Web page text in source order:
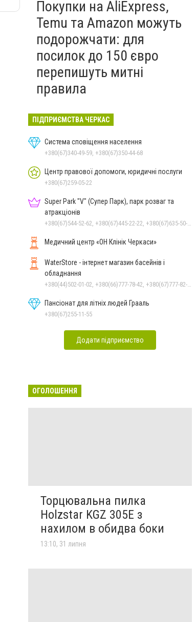
Покупки на AliExpress,
Temu та Amazon можуть
подорожчати: для
посилок до 150 євро
перепишуть митні
правила
ПІДПРИЄМСТВА ЧЕРКАС
Система сповіщення населення
+380(67)340-49-59, +380(67)350-44-68
Центр правової допомоги, юридичні послуги
+380(67)259-05-22
Super Park "V" (Супер Парк), парк розваг та
атракціонів
+380(67)544-52-62, +380(67)445-22-22, +380(67)635-50-50
Медичний центр «ОН Клінік Черкаси»
WaterStore - інтернет магазин басейнів і
обладнання
+380(44)502-01-02, +380(66)777-78-42, +380(67)777-82-19, +380(67)890-80-80, +380(73)890-80-80, +380(44)502-01-03
Пансіонат для літніх людей Грааль
+380(67)255-11-55
Додати підприємство
ОГОЛОШЕННЯ
Торцювальна пилка
Holzstar KGZ 305E з
нахилом в обидва боки
13:10, 31 липня